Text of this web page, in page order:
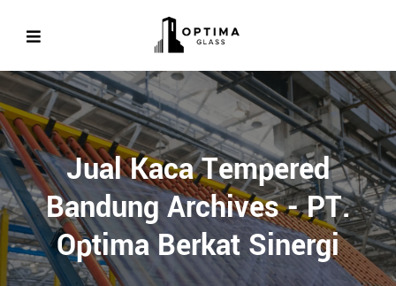
Jual Kaca Tempered
Bandung Archives - PT.
Optima Berkat Sinergi